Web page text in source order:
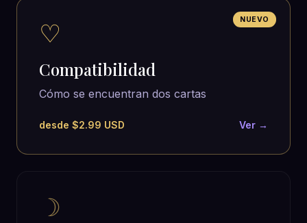
NUEVO
♡
Compatibilidad
Cómo se encuentran dos cartas
desde $2.99 USD Ver →
☽